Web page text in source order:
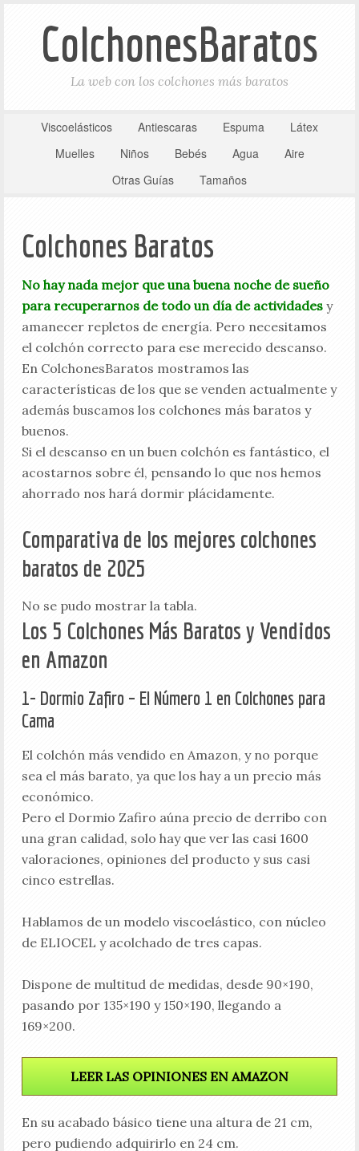
ColchonesBaratos
La web con los colchones más baratos
Viscoelásticos Antiescaras Espuma
Látex
Muelles
Niños Bebés Agua
Aire
Otras Guías
Tamaños
Colchones Baratos
No hay nada mejor que una buena noche de sueño
para recuperarnos de todo un día de actividadesy
amanecer repletos de energía. Pero necesitamos
el colchón correcto para ese merecido descanso.
En ColchonesBaratos mostramos las
características de los que se venden actualmente y
además buscamos los colchones más baratos y
buenos.
Si el descanso en un buen colchón es fantástico, el
acostarnos sobre él, pensando lo que nos hemos
ahorrado nos hará dormir plácidamente.
Comparativa de los mejores colchones
baratos de 2025
No se pudo mostrar la tabla.
Los 5 Colchones Más Baratos y Vendidos
en Amazon
1- Dormio Zafiro – El Número 1 en Colchones para
Cama
El colchón más vendido en Amazon, y no porque
sea el más barato, ya que los hay a un precio más
económico.
Pero el Dormio Zafiro aúna precio de derribo con
una gran calidad, solo hay que ver las casi 1600
valoraciones, opiniones del producto y sus casi
cinco estrellas.
Hablamos de un modelo viscoelástico, con núcleo
de ELIOCEL y acolchado de tres capas.
Dispone de multitud de medidas, desde 90×190,
pasando por 135×190 y 150×190, llegando a
169×200.
LEER LAS OPINIONES EN AMAZON
En su acabado básico tiene una altura de 21 cm,
pero pudiendo adquirirlo en 24 cm.